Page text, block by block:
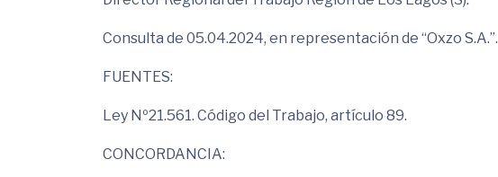
Consulta de 05.04.2024, en representación de “Oxzo S.A.”.
FUENTES:
Ley Nº21.561. Código del Trabajo, artículo 89.
CONCORDANCIA: